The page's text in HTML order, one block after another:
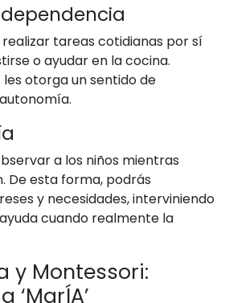
realizar tareas cotidianas por sí
o ayudar en la cocina.
otorga un sentido de
a los niños mientras
De esta forma, podrás
y necesidades, interviniendo
cuando realmente la
y Montessori:
‘MarÍA’